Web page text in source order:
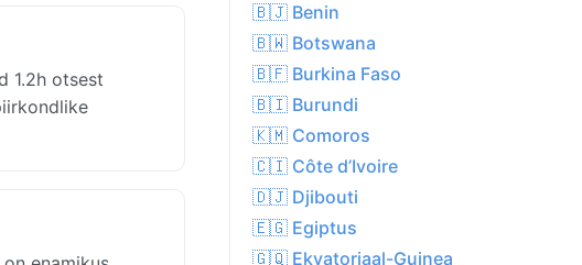
1.2h otsest
🇧🇯 Benin
🇧🇼 Botswana
🇧🇫 Burkina Faso
🇧🇮 Burundi
🇰🇲 Comoros
🇨🇮 Côte d’Ivoire
🇩🇯 Djibouti
🇪🇬 Egiptus
🇬🇶 Ekvatoriaal-Guinea